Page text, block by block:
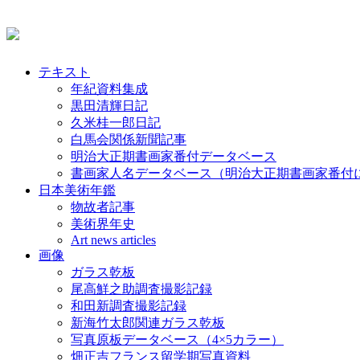
テキスト
年紀資料集成
黒田清輝日記
久米桂一郎日記
白馬会関係新聞記事
明治大正期書画家番付データベース
書画家人名データベース（明治大正期書画家番付
日本美術年鑑
物故者記事
美術界年史
Art news articles
画像
ガラス乾板
尾高鮮之助調査撮影記録
和田新調査撮影記録
新海竹太郎関連ガラス乾板
写真原板データベース（4×5カラー）
畑正吉フランス留学期写真資料